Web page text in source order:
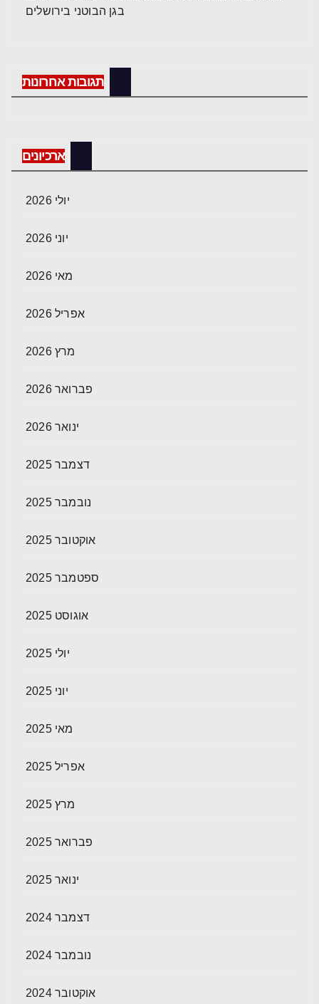
בגן הבוטני בירושלים
תגובות אחרונות
ארכיונים
יולי 2026
יוני 2026
מאי 2026
אפריל 2026
מרץ 2026
פברואר 2026
ינואר 2026
דצמבר 2025
נובמבר 2025
אוקטובר 2025
ספטמבר 2025
אוגוסט 2025
יולי 2025
יוני 2025
מאי 2025
אפריל 2025
מרץ 2025
פברואר 2025
ינואר 2025
דצמבר 2024
נובמבר 2024
אוקטובר 2024